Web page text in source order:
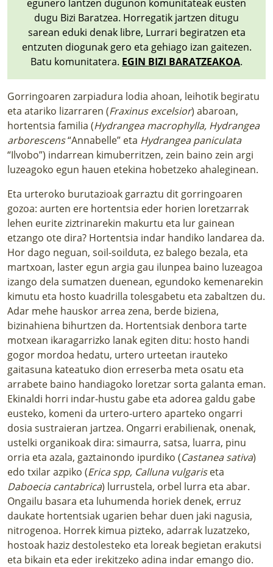
egunero lantzen dugunon komunitateak eusten
dugu Bizi Baratzea. Horregatik jartzen ditugu
sarean eduki denak libre, Lurrari begiratzen eta
entzuten diogunak gero eta gehiago izan gaitezen.
Batu komunitatera. EGIN BIZI BARATZEAKOA.
Gorringoaren zarpiadura lodia ahoan, leihotik begiratu
eta atariko lizarraren (Fraxinus excelsior) abaroan,
hortentsia familia (Hydrangea macrophylla, Hydrangea
arborescens“Annabelle” eta Hydrangea paniculata
“Ilvobo”) indarrean kimuberritzen, zein baino zein argi
luzeagoko egun hauen etekina hobetzeko ahaleginean.
Eta urteroko burutazioak garraztu dit gorringoaren
gozoa: aurten ere hortentsia eder horien loretzarrak
lehen eurite ziztrinarekin makurtu eta lur gainean
etzango ote dira? Hortentsia indar handiko landarea da.
Hor dago neguan, soil-soilduta, ez balego bezala, eta
martxoan, laster egun argia gau ilunpea baino luzeagoa
izango dela sumatzen duenean, egundoko kemenarekin
kimutu eta hosto kuadrilla tolesgabetu eta zabaltzen du.
Adar mehe hauskor arrea zena, berde biziena,
bizinahiena bihurtzen da. Hortentsiak denbora tarte
motxean ikaragarrizko lanak egiten ditu: hosto handi
gogor mordoa hedatu, urtero urteetan irauteko
gaitasuna kateatuko dion erreserba meta osatu eta
arrabete baino handiagoko loretzar sorta galanta eman.
Ekinaldi horri indar-hustu gabe eta adorea galdu gabe
eusteko, komeni da urtero-urtero aparteko ongarri
dosia sustraieran jartzea. Ongarri erabilienak, onenak,
ustelki organikoak dira: simaurra, satsa, luarra, pinu
orria eta azala, gaztainondo ipurdiko (Castanea sativa)
edo txilar azpiko (Erica spp, Calluna vulgariseta
Daboecia cantabrica) lurrustela, orbel lurra eta abar.
Ongailu basara eta luhumenda horiek denek, erruz
daukate hortentsiak ugarien behar duen jaki nagusia,
nitrogenoa. Horrek kimua pizteko, adarrak luzatzeko,
hostoak haziz destolesteko eta loreak begietan erakutsi
eta bikain eta eder irekitzeko adina indar emango dio.